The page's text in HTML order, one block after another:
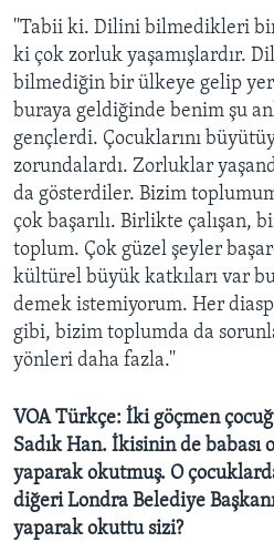
''Tabii ki. Dilini bilmedikleri
ki çok zorluk yaşamışlardır.
bilmediğin bir ülkeye gelip
buraya geldiğinde benim şu
gençlerdi. Çocuklarını
zorundalardı. Zorluklar
da gösterdiler. Bizim
çok başarılı. Birlikte çalışan,
toplum. Çok güzel şeyler
kültürel büyük katkıları var
demek istemiyorum. Her
gibi, bizim toplumda da
yönleri daha fazla.''
VOA Türkçe: İki göçmen
Sadık Han. İkisinin de babası
yaparak okutmuş. O
diğeri Londra Belediye
yaparak okuttu sizi?